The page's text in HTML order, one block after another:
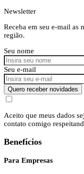
Newsletter
Receba em seu e-mail as
região.
Seu nome
Seu e-mail
Quero receber novidades
Aceito que meus dados
contato comigo
Benefícios
Para Empresas